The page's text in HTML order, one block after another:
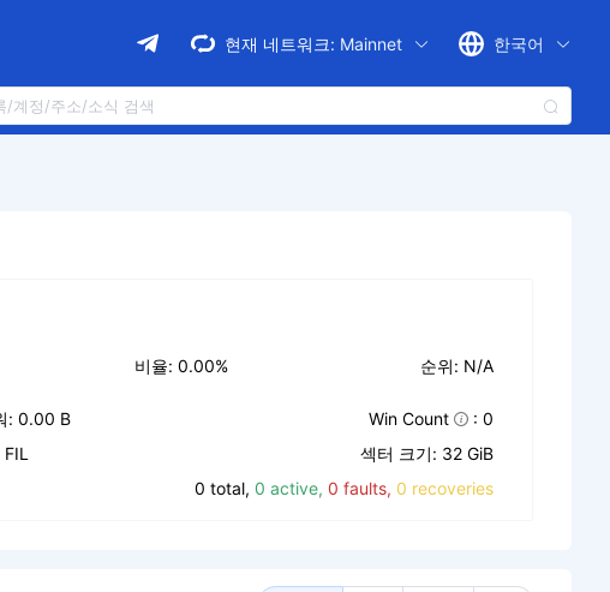
현재 네트워크: Mainnet 한국어
비율: 0.00% 순위: N/A
: 0.00 B Win Count
: 0
섹터 크기: 32 GiB
0 total, 0 active, 0 faults, 0 recoveries